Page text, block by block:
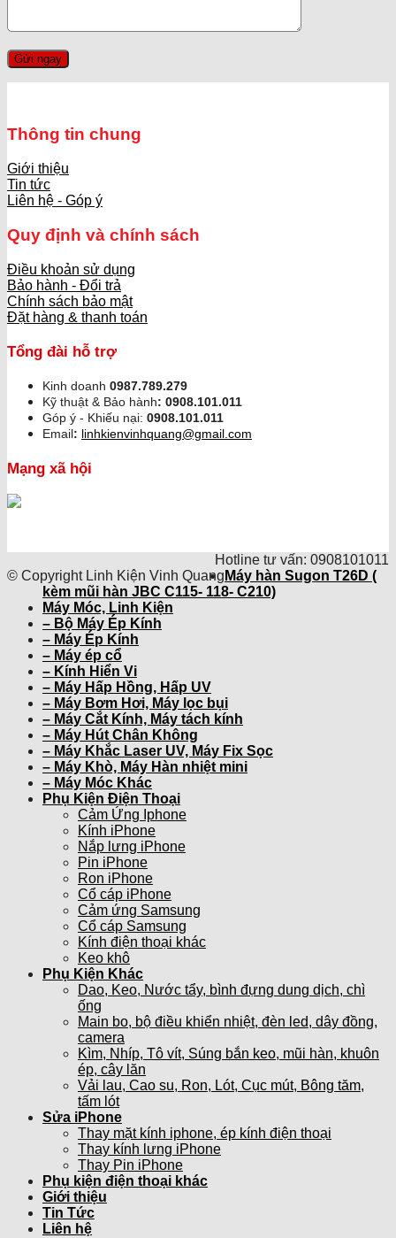
Thông tin chung
Giới thiệu
Tin tức
Liên hệ - Góp ý
Quy định và chính sách
Điều khoản sử dụng
Bảo hành - Đổi trả
Chính sách bảo mật
Đặt hàng & thanh toán
Tổng đài hỗ trợ
Kinh doanh 0987.789.279
Kỹ thuật & Bảo hành: 0908.101.011
Góp ý - Khiếu nại: 0908.101.011
Email: linhkienvinhquang@gmail.com
Mạng xã hội
Hotline tư vấn: 0908101011
© Copyright Linh Kiện Vinh Quang Máy hàn Sugon T26D (
kèm mũi hàn JBC C115- 118- C210)
Máy Móc, Linh Kiện
– Bộ Máy Ép Kính
– Máy Ép Kính
– Máy ép cổ
– Kính Hiển Vi
– Máy Hấp Hồng, Hấp UV
– Máy Bơm Hơi, Máy lọc bụi
– Máy Cắt Kính, Máy tách kính
– Máy Hút Chân Không
– Máy Khắc Laser UV, Máy Fix Sọc
– Máy Khò, Máy Hàn nhiệt mini
– Máy Móc Khác
Phụ Kiện Điện Thoại
Cảm Ứng Iphone
Kính iPhone
Nắp lưng iPhone
Pin iPhone
Ron iPhone
Cổ cáp iPhone
Cảm ứng Samsung
Cổ cáp Samsung
Kính điện thoại khác
Keo khô
Phụ Kiện Khác
Dao, Keo, Nước tẩy, bình đựng dung dịch, chì
ống
Main bo, bộ điều khiển nhiệt, đèn led, dây đồng,
camera
Kìm, Nhíp, Tô vít, Súng bắn keo, mũi hàn, khuôn
ép, cây lăn
Vải lau, Cao su, Ron, Lót, Cục mút, Bông tăm,
tấm lót
Sửa iPhone
Thay mặt kính iphone, ép kính điện thoại
Thay kính lưng iPhone
Thay Pin iPhone
Phụ kiện điện thoại khác
Giới thiệu
Tin Tức
Liên hệ